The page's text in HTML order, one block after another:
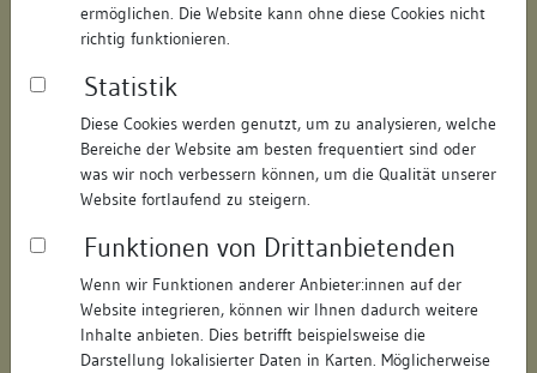
ermöglichen. Die Website kann ohne diese Cookies nicht
richtig funktionieren.
Statistik
Diese Cookies werden genutzt, um zu analysieren, welche
Bereiche der Website am besten frequentiert sind oder
was wir noch verbessern können, um die Qualität unserer
Website fortlaufend zu steigern.
Funktionen von Drittanbietenden
Wenn wir Funktionen anderer Anbieter:innen auf der
Website integrieren, können wir Ihnen dadurch weitere
Inhalte anbieten. Dies betrifft beispielsweise die
Darstellung lokalisierter Daten in Karten. Möglicherweise
Als PDF herunterladen:
Objektdaten
Straße: Seestraße
Hausnummer: 18
Postleitzahl: 78315
Stadt-Teilort: Radolfzell
Regierungsbezirk: Freiburg